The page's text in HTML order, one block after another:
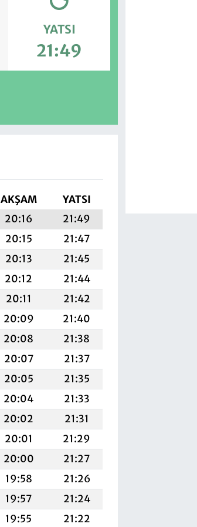
YATSI
21:49
AKŞAM
YATSI
20:16
21:49
20:15
21:47
20:13
21:45
20:12
21:44
20:11
21:42
20:09
21:40
20:08
21:38
20:07
21:37
20:05
21:35
20:04
21:33
20:02
21:31
20:01
21:29
20:00
21:27
19:58
21:26
19:57
21:24
19:55 21:22